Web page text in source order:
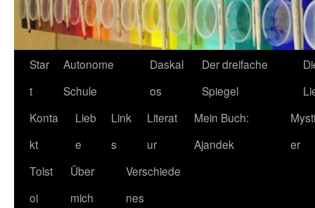
Star
t
Autonome
Schule
Daskal
os
Der dreifache
Spiegel
Konta
kt
Lieb
e
Link
s
Literat
ur
Mein Buch:
Ajandek
er
Tolst
oi
Über
mich
Verschiede
nes